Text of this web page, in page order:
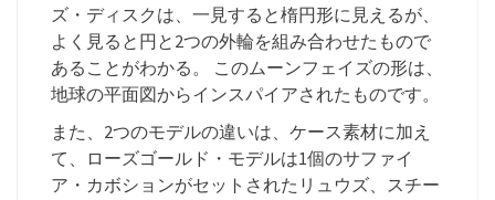
ズ・ディスクは、一見すると楕円形に見えるが、
よく見ると円と2つの外輪を組み合わせたもので
あることがわかる。 このムーンフェイズの形は、
地球の平面図からインスパイアされたものです。
また、2つのモデルの違いは、ケース素材に加え
て、ローズゴールド・モデルは1個のサファイ
ア・カボションがセットされたリュウズ、スチー